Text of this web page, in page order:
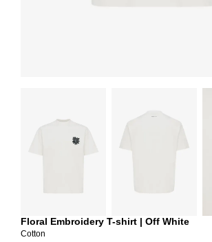
Floral Embroidery T-shirt | Off White
Cotton